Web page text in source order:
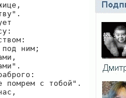
ним;
помрем с тобой".